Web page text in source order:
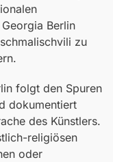
Berlin
zu
folgt den Spuren
dokumentiert
des Künstlers.
religiösen
oder